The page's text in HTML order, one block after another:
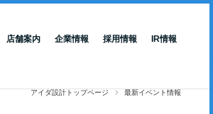
店舗案内 企業情報 採用情報 IR情報
アイダ設計トップページ 最新イベント情報